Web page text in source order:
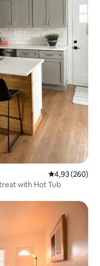
Évaluation
4,93 (260)
with Hot Tub